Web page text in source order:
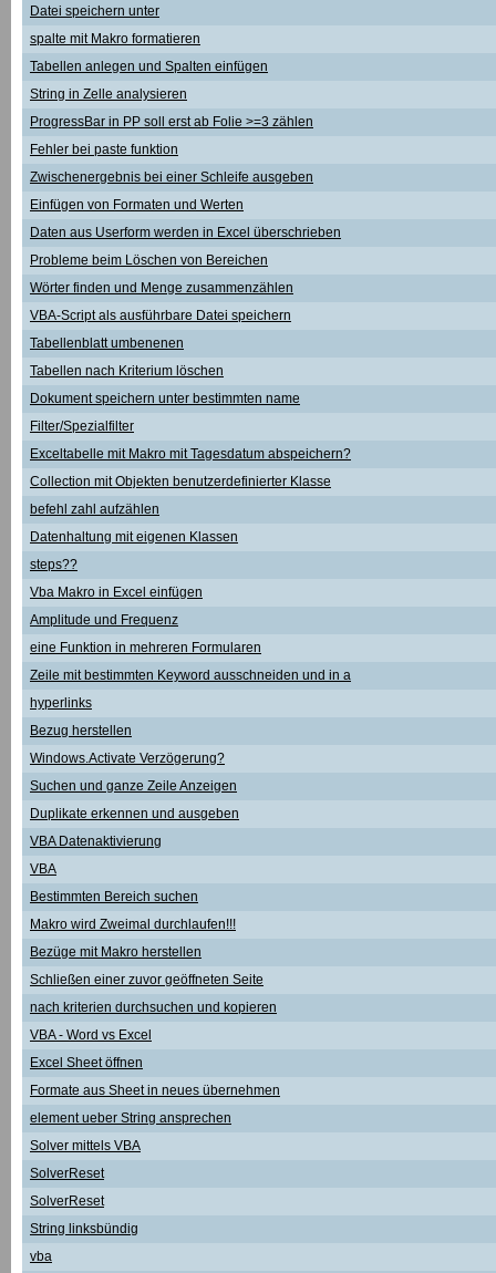
Datei speichern unter
spalte mit Makro formatieren
Tabellen anlegen und Spalten einfügen
String in Zelle analysieren
ProgressBar in PP soll erst ab Folie >=3 zählen
Fehler bei paste funktion
Zwischenergebnis bei einer Schleife ausgeben
Einfügen von Formaten und Werten
Daten aus Userform werden in Excel überschrieben
Probleme beim Löschen von Bereichen
Wörter finden und Menge zusammenzählen
VBA-Script als ausführbare Datei speichern
Tabellenblatt umbenenen
Tabellen nach Kriterium löschen
Dokument speichern unter bestimmten name
Filter/Spezialfilter
Exceltabelle mit Makro mit Tagesdatum abspeichern?
Collection mit Objekten benutzerdefinierter Klasse
befehl zahl aufzählen
Datenhaltung mit eigenen Klassen
steps??
Vba Makro in Excel einfügen
Amplitude und Frequenz
eine Funktion in mehreren Formularen
Zeile mit bestimmten Keyword ausschneiden und in a
hyperlinks
Bezug herstellen
Windows.Activate Verzögerung?
Suchen und ganze Zeile Anzeigen
Duplikate erkennen und ausgeben
VBA Datenaktivierung
VBA
Bestimmten Bereich suchen
Makro wird Zweimal durchlaufen!!!
Bezüge mit Makro herstellen
Schließen einer zuvor geöffneten Seite
nach kriterien durchsuchen und kopieren
VBA - Word vs Excel
Excel Sheet öffnen
Formate aus Sheet in neues übernehmen
element ueber String ansprechen
Solver mittels VBA
SolverReset
SolverReset
String linksbündig
vba